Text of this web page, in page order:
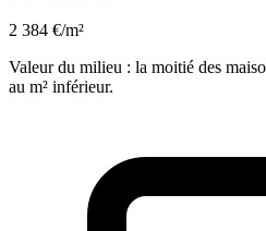
2 384 €/m²
Valeur du milieu : la moitié des
au m² inférieur.